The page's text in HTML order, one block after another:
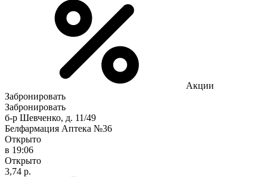
Акции
Забронировать
Забронировать
б-р Шевченко, д. 11/49
Белфармация Аптека №36
Открыто
в 19:06
Открыто
3,74 р.